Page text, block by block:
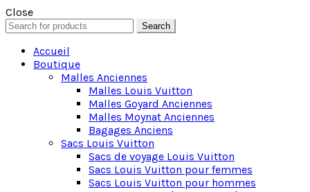
Close
Search
for:
Search
Accueil
Boutique
Malles Anciennes
Malles Louis Vuitton
Malles Goyard Anciennes
Malles Moynat Anciennes
Bagages Anciens
Sacs Louis Vuitton
Sacs de voyage Louis Vuitton
Sacs Louis Vuitton pour femmes
Sacs Louis Vuitton pour hommes